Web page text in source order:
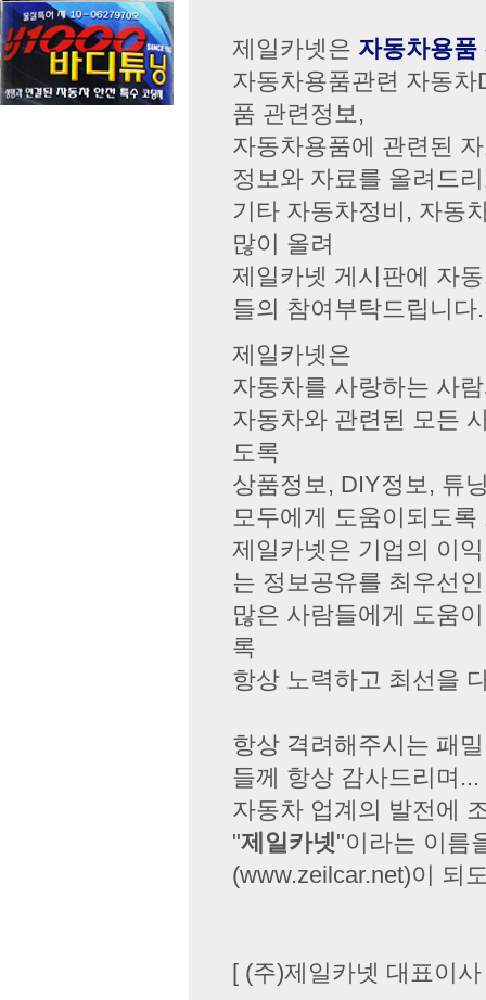
제일카넷은 자동차용품
자동차용품관련 자동
품 관련정보,
자동차용품에 관련된
정보와 자료를 올려드
기타 자동차정비, 자동
많이 올려
제일카넷 게시판에 자
들의 참여부탁드립니다.
제일카넷은
자동차를 사랑하는 사
자동차와 관련된 모든
도록
상품정보, DIY정보, 튜
모두에게 도움이되도
제일카넷은 기업의 이
는 정보공유를 최우선
많은 사람들에게 도움
록
항상 노력하고 최선을
항상 격려해주시는 패
들께 항상 감사드리며...
자동차 업계의 발전에
"제일카넷"이라는 이름
(www.zeilcar.net)이 되
[ (주)제일카넷 대표이